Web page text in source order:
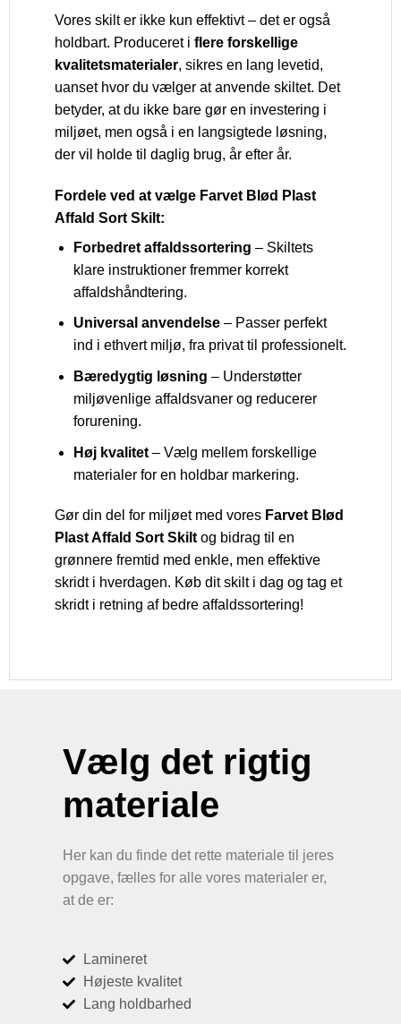
Vores skilt er ikke kun effektivt – det er også
holdbart. Produceret i flere forskellige
kvalitetsmaterialer, sikres en lang levetid,
uanset hvor du vælger at anvende skiltet. Det
betyder, at du ikke bare gør en investering i
miljøet, men også i en langsigtede løsning,
der vil holde til daglig brug, år efter år.
Fordele ved at vælge Farvet Blød Plast
Affald Sort Skilt:
Forbedret affaldssortering – Skiltets
klare instruktioner fremmer korrekt
affaldshåndtering.
Universal anvendelse– Passer perfekt
ind i ethvert miljø, fra privat til professionelt.
Bæredygtig løsning – Understøtter
miljøvenlige affaldsvaner og reducerer
forurening.
Høj kvalitet– Vælg mellem forskellige
materialer for en holdbar markering.
Gør din del for miljøet med vores Farvet Blød
Plast Affald Sort Skiltog bidrag til en
grønnere fremtid med enkle, men effektive
skridt i hverdagen. Køb dit skilt i dag og tag et
skridt i retning af bedre affaldssortering!
Vælg det rigtig
materiale
Her kan du finde det rette materiale til jeres
opgave, fælles for alle vores materialer er,
at de er:
Lamineret
Højeste kvalitet
Lang holdbarhed